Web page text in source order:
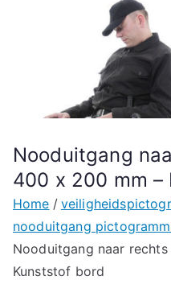
Nooduitgang
400 x 200 mm
Home
nooduitgang
Nooduitgang naar
Kunststof bord